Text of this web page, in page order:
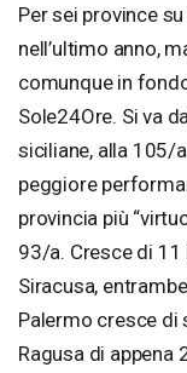
Per sei province
nell’ultimo anno,
comunque in
Sole24Ore. Si va
siciliane, alla 105/
peggiore
provincia più
93/a. Cresce di 11
Siracusa,
Palermo cresce di
Ragusa di appena